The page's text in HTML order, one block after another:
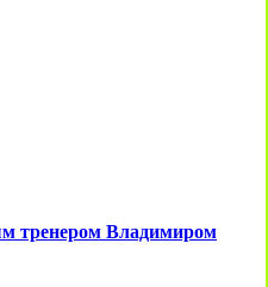
тренером Владимиром